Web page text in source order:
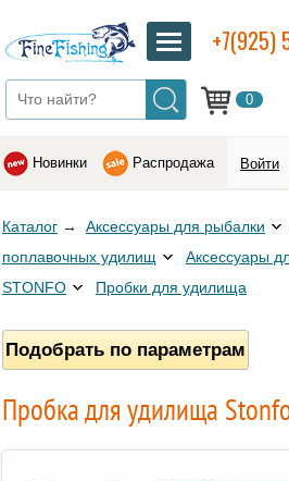
0
+7(925)
Новинки Распродажа Войти
Каталог → Аксессуары для рыбалки
поплавочных удилищ
Аксессуары
STONFO
Пробки для удилища
Подобрать по параметрам
Пробка для удилища